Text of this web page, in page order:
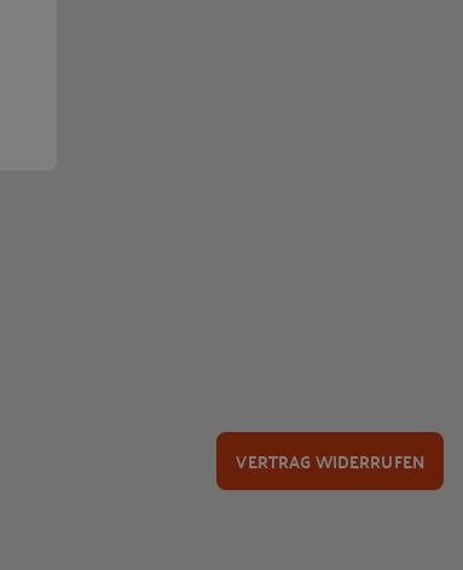
VERTRAG WIDERRUFEN